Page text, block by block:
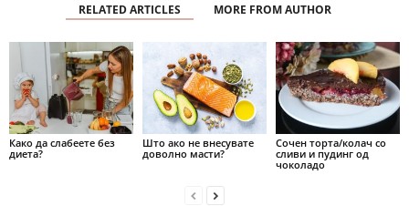
RELATED ARTICLES MORE FROM AUTHOR
Како да слабеете без
диета?
Што ако не внесувате
доволно масти?
Сочен торта/колач со
сливи и пудинг од
чоколадо